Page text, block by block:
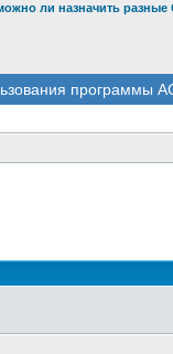
ли назначить разные
программы